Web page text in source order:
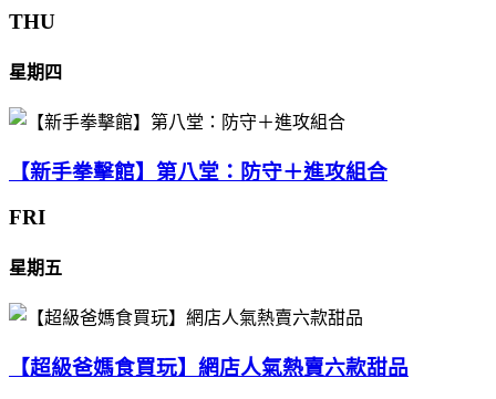
THU
星期四
【新手拳擊館】第八堂：防守＋進攻組合
FRI
星期五
【超級爸媽食買玩】網店人氣熱賣六款甜品